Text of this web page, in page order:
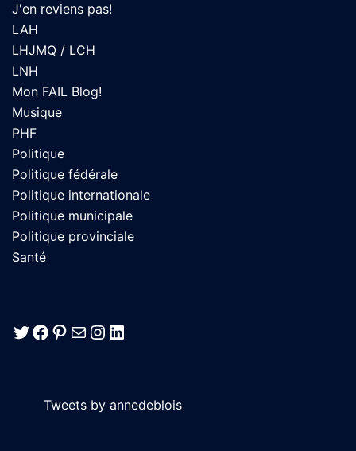
J'en reviens pas!
LAH
LHJMQ / LCH
LNH
Mon FAIL Blog!
Musique
PHF
Politique
Politique fédérale
Politique internationale
Politique municipale
Politique provinciale
Santé
Twitter
Facebook
Pinterest
E-mailInstagram
LinkedIn
Tweets by annedeblois